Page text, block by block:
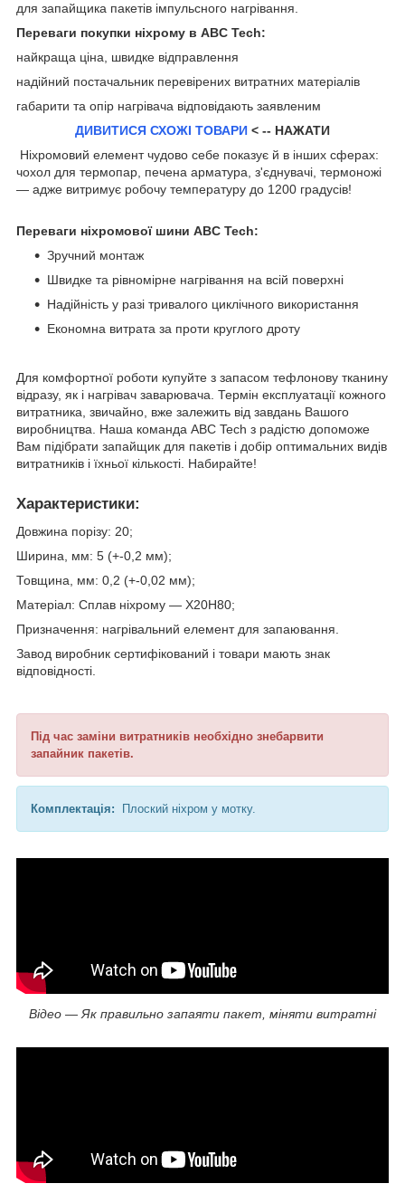
для запайщика пакетів імпульсного нагрівання.
Переваги покупки ніхрому в ABC Tech:
найкраща ціна, швидке відправлення
надійний постачальник перевірених витратних матеріалів
габарити та опір нагрівача відповідають заявленим
ДИВИТИСЯ СХОЖІ ТОВАРИ < -- НАЖАТИ
Ніхромовий елемент чудово себе показує й в інших сферах:
чохол для термопар, печена арматура, з'єднувачі, термоножі
— адже витримує робочу температуру до 1200 градусів!
Переваги ніхромової шини ABC Tech:
Зручний монтаж
Швидке та рівномірне нагрівання на всій поверхні
Надійність у разі тривалого циклічного використання
Економна витрата за проти круглого дроту
Для комфортної роботи купуйте з запасом тефлонову тканину
відразу, як і нагрівач заварювача. Термін експлуатації кожного
витратника, звичайно, вже залежить від завдань Вашого
виробництва. Наша команда ABC Tech з радістю допоможе
Вам підібрати запайщик для пакетів і добір оптимальних видів
витратників і їхньої кількості. Набирайте!
Характеристики:
Довжина порізу: 20;
Ширина, мм: 5 (+-0,2 мм);
Товщина, мм: 0,2 (+-0,02 мм);
Матеріал: Сплав ніхрому — Х20Н80;
Призначення: нагрівальний елемент для запаювання.
Завод виробник сертифікований і товари мають знак
відповідності.
Під час заміни витратників необхідно знебарвити
запайник пакетів.
Комплектація: Плоский ніхром у мотку.
Відео — Як правильно запаяти пакет, міняти витратні